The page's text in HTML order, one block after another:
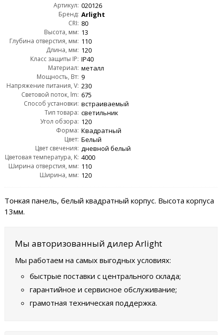
Артикул: 020126
Бренд: Arlight
CRI: 80
Высота, мм: 13
Глубина отверстия, мм: 110
Длина, мм: 120
Класс защиты IP: IP40
Материал: металл
Мощность, Вт: 9
Напряжение питания, V: 230
Световой поток, lm: 675
Способ установки: встраиваемый
Тип товара: светильник
Угол обзора: 120
Форма: Квадратный
Цвет: Белый
Цвет свечения: дневной белый
Цветовая температура, K: 4000
Ширина отверстия, мм: 110
Ширина, мм: 120
Тонкая панель, белый квадратный корпус. Высота корпуса
13мм.
Мы авторизованный дилер Arlight
Мы работаем на самых выгодных условиях:
быстрые поставки с центрального склада;
гарантийное и сервисное обслуживание;
грамотная техническая поддержка.